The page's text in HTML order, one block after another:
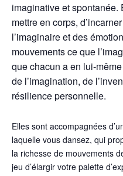
imaginative et spontanée.
mettre en corps,
l’imaginaire et des
mouvements ce que
que chacun a en lui-
de l’imagination, de
résilience personnelle.
Elles sont accompagnées
laquelle vous dansez, qui
la richesse de mouvements
jeu d’élargir votre palette